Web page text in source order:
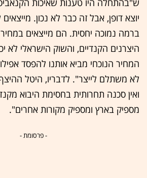
ש"בהתחלה היו טענות שאיכות
יוצא דופן, אבל זה כבר לא נכון.
ברמה נמוכה יחסית. הם מייצאים
היצרנים הקנדיים, והשוק הישראלי לא
המחיר הנוכחי מביא אותנו להפסד
לא משתלם לייצר". לדבריו, היטל
ואין סכנה תחרותית בחסימת היבוא
מספיק בארץ ומספיק מקורות אחרים".
- פרסומת -